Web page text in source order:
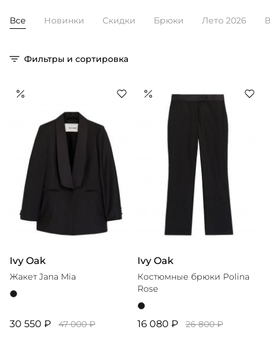
Все Новинки Скидки Брюки Лето 2026
Фильтры и сортировка
Ivy Oak
Жакет Jana Mia
30 550 ₽ 47 000 ₽
Ivy Oak
Костюмные брюки Polina
Rose
16 080 ₽ 26 800 ₽